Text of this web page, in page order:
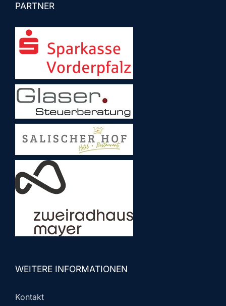
PARTNER
WEITERE INFORMATIONEN
Kontakt